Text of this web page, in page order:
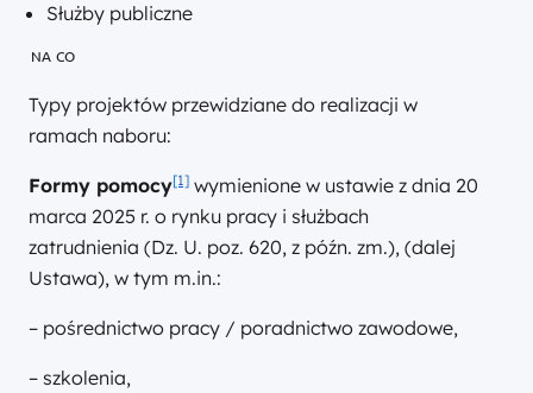
Służby publiczne
NA CO
Typy projektów przewidziane do realizacji w
ramach naboru:
Formy pomocy[1] wymienione w ustawie z dnia 20
marca 2025 r. o rynku pracy i służbach
zatrudnienia (Dz. U. poz. 620, z późn. zm.), (dalej
Ustawa), w tym m.in.:
– pośrednictwo pracy / poradnictwo zawodowe,
– szkolenia,